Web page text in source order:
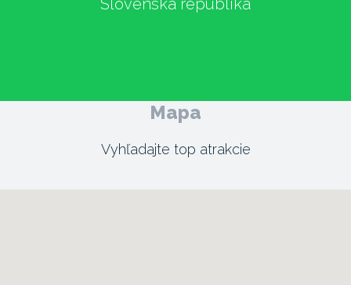
Mapa
Vyhľadajte top atrakcie